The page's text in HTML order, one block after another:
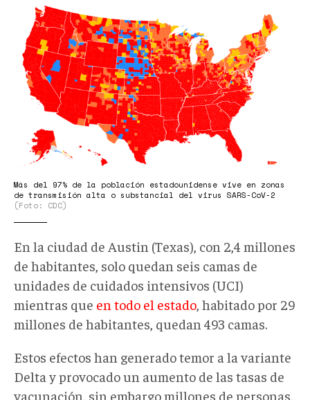
Más del 97% de la población estadounidense vive en zonas
de transmisión alta o substancial del virus SARS-CoV-2
(Foto: CDC)
En la ciudad de Austin (Texas), con 2,4 millones
de habitantes, solo quedan seis camas de
unidades de cuidados intensivos (UCI)
mientras que en todo el estado, habitado por 29
millones de habitantes, quedan 493 camas.
Estos efectos han generado temor a la variante
Delta y provocado un aumento de las tasas de
vacunación, sin embargo millones de personas,